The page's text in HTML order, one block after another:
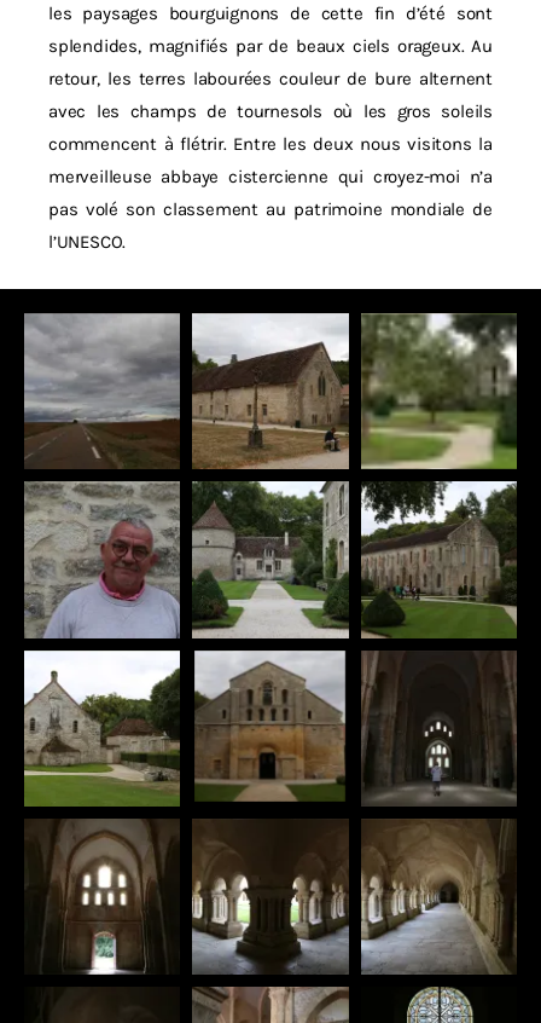
les paysages bourguignons de cette fin d’été sont
splendides, magnifiés par de beaux ciels orageux. Au
retour, les terres labourées couleur de bure alternent
avec les champs de tournesols où les gros soleils
commencent à flétrir. Entre les deux nous visitons la
merveilleuse abbaye cistercienne qui croyez-moi n’a
pas volé son classement au patrimoine mondiale de
l’UNESCO.